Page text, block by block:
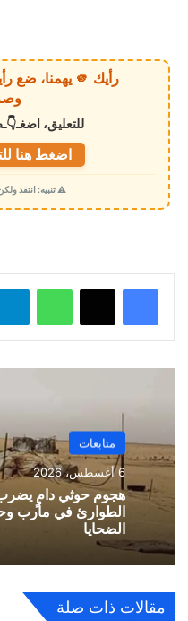
ي
م
ي
رأيك 🫵
للتعليق،
اضغط هنا
⚠️ تنبيه: انتقد
واتساب
متابعات
6 أغسطس، 2026
هجوم حوثي دامٍ
الطوارئ في مأرب
الضحايا
مقالات ذات صلة